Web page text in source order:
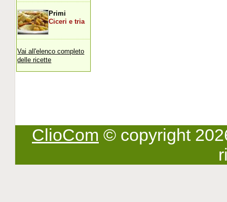
Primi
Ciceri e tria
Vai all'elenco completo
delle ricette
ClioCom © copyright